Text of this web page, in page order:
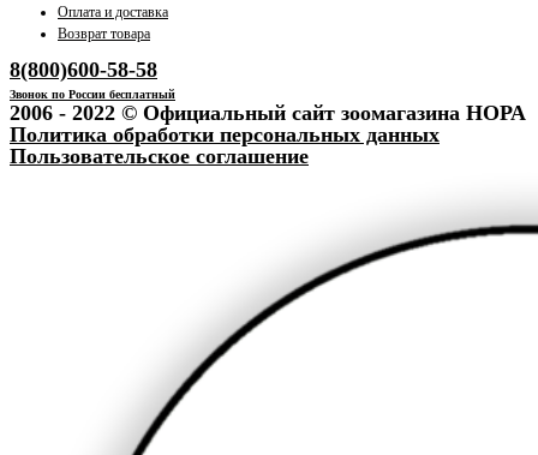
Оплата и доставка
Возврат товара
8(800)600-58-58
Звонок по России бесплатный
2006 - 2022 © Официальный сайт зоомагазина НОРА
Политика обработки персональных данных
Пользовательское соглашение